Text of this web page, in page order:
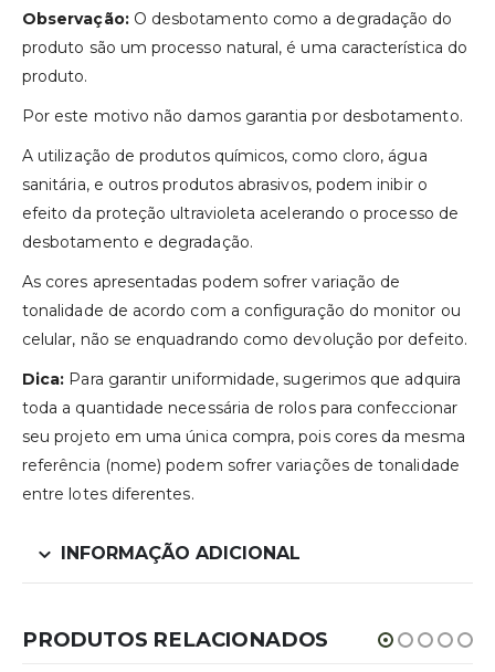
Observação:O desbotamento como a degradação do
produto são um processo natural, é uma característica do
produto.
Por este motivo não damos garantia por desbotamento.
A utilização de produtos químicos, como cloro, água
sanitária, e outros produtos abrasivos, podem inibir o
efeito da proteção ultravioleta acelerando o processo de
desbotamento e degradação.
As cores apresentadas podem sofrer variação de
tonalidade de acordo com a configuração do monitor ou
celular, não se enquadrando como devolução por defeito.
Dica: Para garantir uniformidade, sugerimos que adquira
toda a quantidade necessária de rolos para confeccionar
seu projeto em uma única compra, pois cores da mesma
referência (nome) podem sofrer variações de tonalidade
entre lotes diferentes.
INFORMAÇÃO ADICIONAL
PRODUTOS RELACIONADOS